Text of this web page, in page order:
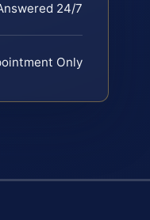
24/7
Only